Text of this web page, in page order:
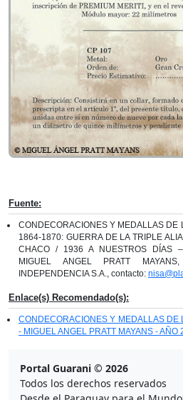
Fuente:
CONDECORACIONES Y MEDALLAS DE
1864-1870: GUERRA DE LA TRIPLE
CHACO / 1936 A NUESTROS DÍAS
MIGUEL ANGEL PRATT
INDEPENDENCIA S.A., contacto:
Enlace(s) Recomendado(s):
CONDECORACIONES Y MEDALLAS DE
- MIGUEL ANGEL PRATT MAYANS - AÑO
Portal Guarani © 2026
Todos los derechos reservados